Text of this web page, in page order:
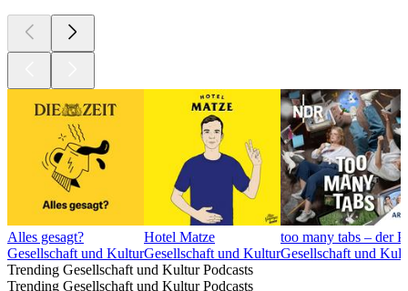
Alles gesagt?
Gesellschaft und Kultur
Hotel Matze
Gesellschaft und Kultur
too many tabs – der
Gesellschaft und
Trending Gesellschaft und Kultur Podcasts
Trending Gesellschaft und Kultur Podcasts